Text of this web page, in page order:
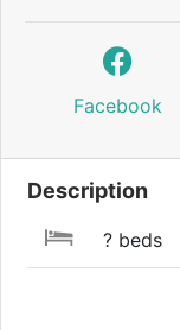
Facebook
Description
? beds